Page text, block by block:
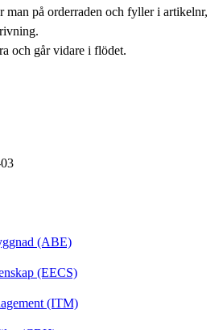
man på orderraden och fyller i artikelnr,
och går vidare i flödet.
(ABE)
(EECS)
(ITM)